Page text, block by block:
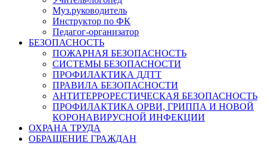
Муз.руководитель
Инструктор по ФК
Педагог-организатор
БЕЗОПАСНОСТЬ
ПОЖАРНАЯ БЕЗОПАСНОСТЬ
СИСТЕМЫ БЕЗОПАСНОСТИ
ПРОФИЛАКТИКА ДДТТ
ПРАВИЛА БЕЗОПАСНОСТИ
АНТИТЕРРОРЕСТИЧЕСКАЯ БЕЗОПАСНОСТЬ
ПРОФИЛАКТИКА ОРВИ, ГРИППА И НОВОЙ
КОРОНАВИРУСНОЙ ИНФЕКЦИИ
ОХРАНА ТРУДА
ОБРАЩЕНИЕ ГРАЖДАН